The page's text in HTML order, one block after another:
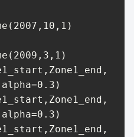
2007 , 10 , 1 )
2009 , 3 , 1 )
0.3 )
0.3 )